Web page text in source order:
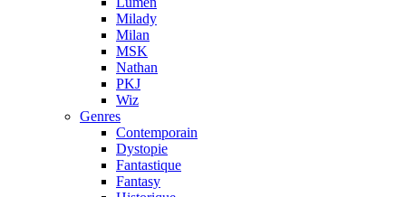
Milady
Milan
MSK
Nathan
PKJ
Wiz
Genres
Contemporain
Dystopie
Fantastique
Fantasy